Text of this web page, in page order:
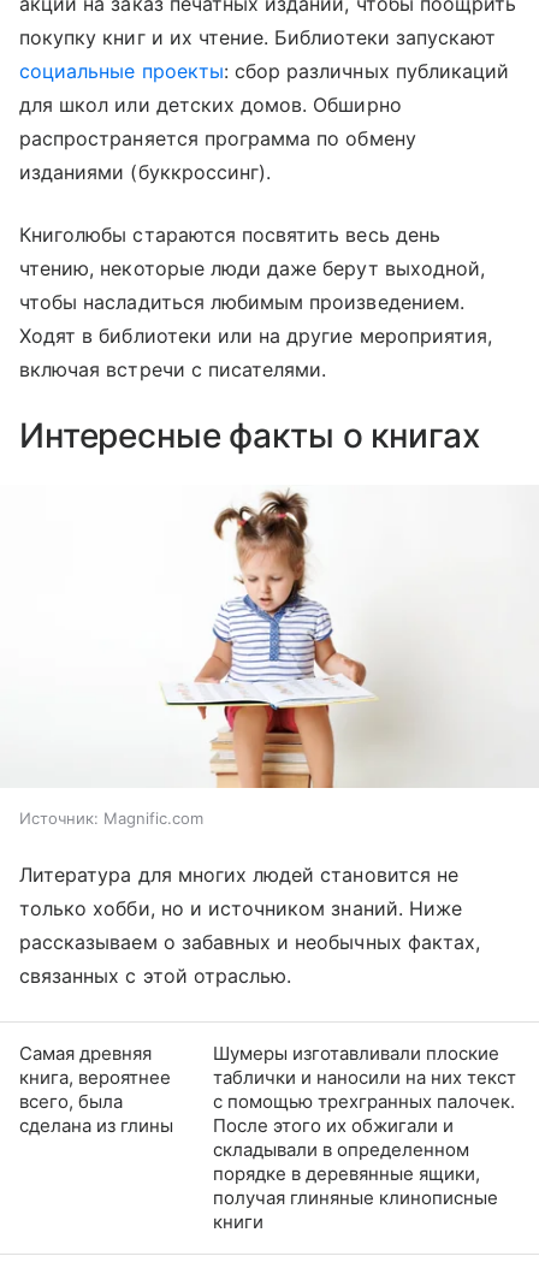
покупку книг и их чтение. Библиотеки запускают
социальные проекты: сбор различных публикаций
для школ или детских домов. Обширно
распространяется программа по обмену
изданиями (буккроссинг).
Книголюбы стараются посвятить весь день
чтению, некоторые люди даже берут выходной,
чтобы насладиться любимым произведением.
Ходят в библиотеки или на другие мероприятия,
включая встречи с писателями.
Интересные факты о книгах
Источник: Magnific.com
Литература для многих людей становится не
только хобби, но и источником знаний. Ниже
рассказываем о забавных и необычных фактах,
связанных с этой отраслью.
Самая древняя
книга, вероятнее
всего, была
сделана из глины
Шумеры изготавливали плоские
таблички и наносили на них текст
с помощью трехгранных палочек.
После этого их обжигали и
складывали в определенном
порядке в деревянные ящики,
получая глиняные клинописные
книги